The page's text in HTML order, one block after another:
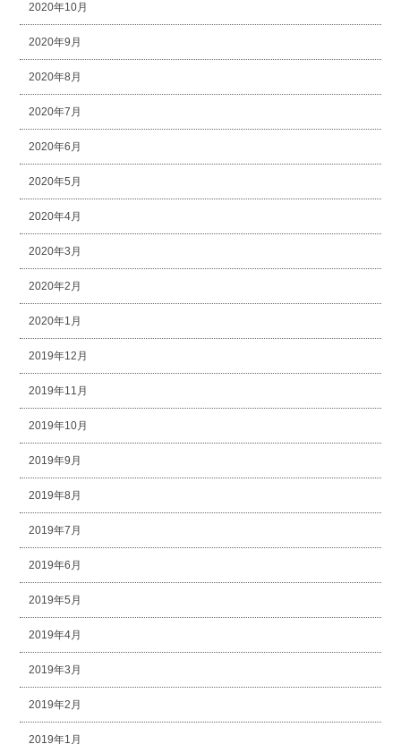
2020年10月
2020年9月
2020年8月
2020年7月
2020年6月
2020年5月
2020年4月
2020年3月
2020年2月
2020年1月
2019年12月
2019年11月
2019年10月
2019年9月
2019年8月
2019年7月
2019年6月
2019年5月
2019年4月
2019年3月
2019年2月
2019年1月